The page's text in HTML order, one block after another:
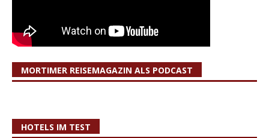
MORTIMER REISEMAGAZIN ALS PODCAST
HOTELS IM TEST